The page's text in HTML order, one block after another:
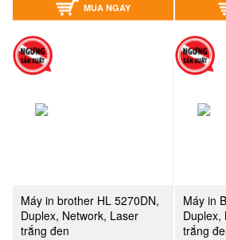
MUA NGAY
Máy in brother HL 5270DN,
Duplex, Network, Laser
trắng đen
Máy in
Duplex,
trắng